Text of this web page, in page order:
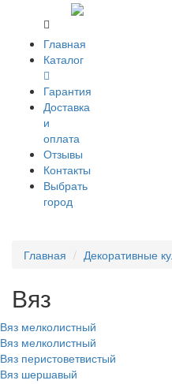
Главная
Каталог
Гарантия
Доставка
и
оплата
Отзывы
Контакты
Выбрать
город
Главная Декоративные
Вяз
Вяз мелколистный
Вяз мелколистный
Вяз перистоветвистый
Вяз шершавый